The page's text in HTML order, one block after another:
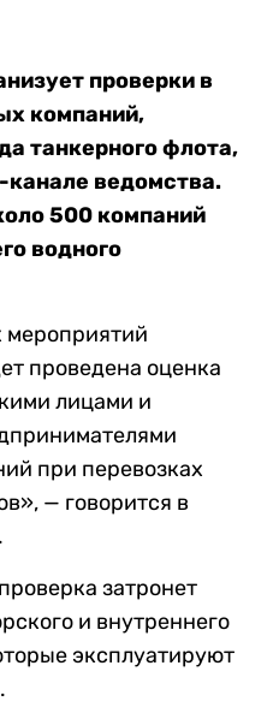
проверки в
компаний,
танкерного флота,
канале ведомства.
500 компаний
водного
проведена оценка
лицами и
при перевозках
— говорится в
затронет
и внутреннего
эксплуатируют